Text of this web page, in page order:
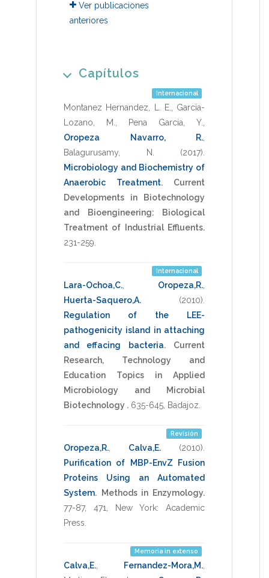
Ver publicaciones
anteriores
Capítulos
Internacional
Montanez Hernandez, L. E., Garcia-
Lozano, M., Pena Garcia, Y.,
Oropeza Navarro, R.,
Balagurusamy, N.
(2017).
Microbiology and Biochemistry of
Anaerobic Treatment.
Current
Developments in Biotechnology
and Bioengineering: Biological
Treatment of Industrial Effluents.
231-259.
Internacional
Lara-Ochoa,C., Oropeza,R.,
Huerta-Saquero,A.
(2010).
Regulation of the LEE-
pathogenicity island in attaching
and effacing bacteria.
Current
Research, Technology and
Education Topics in Applied
Microbiology and Microbial
Biotechnology . 635-645, Badajoz.
Revisión
Oropeza,R., Calva,E. (2010).
Purification of MBP-EnvZ Fusion
Proteins Using an Automated
System.
Methods in Enzymology.
77-87, 471,
New York: Academic
Press.
Memoria in extenso
Calva,E., Fernandez-Mora,M.,